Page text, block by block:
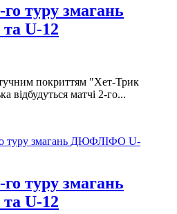
туру змагань
U-12
покриттям "Хет-Трик
відбудуться матчі 2-го...
туру змагань
U-12